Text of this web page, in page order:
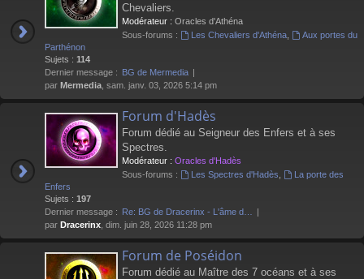
Chevaliers.
Modérateur : Oracles d'Athéna
Sous-forums :
Les Chevaliers d'Athéna,
Aux portes du
Parthénon
Sujets : 114
Dernier message : BG de Mermedia
par Mermedia , sam. janv. 03, 2026 5:14 pm
Forum d'Hadès
Forum dédié au Seigneur des Enfers et à ses
Spectres.
Modérateur : Oracles d'Hadès
Sous-forums :
Les Spectres d'Hadès
La porte des
Enfers
Sujets : 197
Dernier message : Re: BG de Dracerinx - L'âme d…
par Dracerinx , dim. juin 28, 2026 11:28 pm
Forum de Poséidon
Forum dédié au Maître des 7 océans et à ses